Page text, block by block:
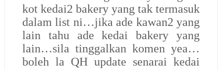
kot kedai2 bakery yang tak termasuk
dalam list ni…jika ade kawan2 yang
lain tahu ade kedai bakery yang
lain…sila tinggalkan komen yea…
boleh la QH update senarai kedai